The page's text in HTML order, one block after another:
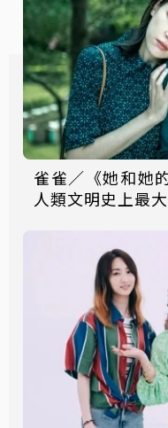
雀雀／《她和她
人類文明史上最